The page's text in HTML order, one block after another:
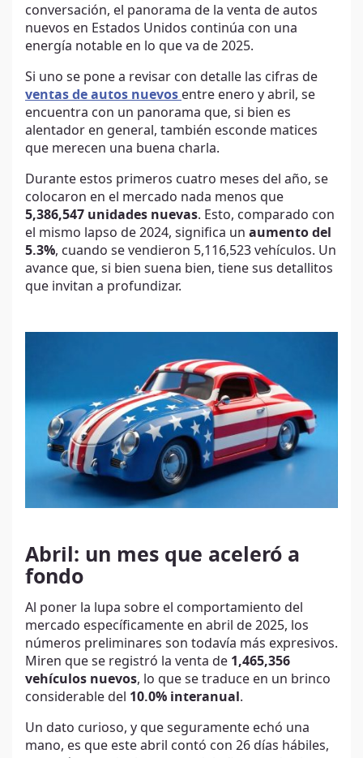
conversación, el panorama de la venta de autos
nuevos en Estados Unidos continúa con una
energía notable en lo que va de 2025.
Si uno se pone a revisar con detalle las cifras de
ventas de autos nuevos entre enero y abril, se
encuentra con un panorama que, si bien es
alentador en general, también esconde matices
que merecen una buena charla.
Durante estos primeros cuatro meses del año, se
colocaron en el mercado nada menos que
5,386,547 unidades nuevas. Esto, comparado con
el mismo lapso de 2024, significa un aumento del
5.3%, cuando se vendieron 5,116,523 vehículos. Un
avance que, si bien suena bien, tiene sus detallitos
que invitan a profundizar.
Abril: un mes que aceleró a
fondo
Al poner la lupa sobre el comportamiento del
mercado específicamente en abril de 2025, los
números preliminares son todavía más expresivos.
Miren que se registró la venta de 1,465,356
vehículos nuevos, lo que se traduce en un brinco
considerable del 10.0% interanual .
Un dato curioso, y que seguramente echó una
mano, es que este abril contó con 26 días hábiles,